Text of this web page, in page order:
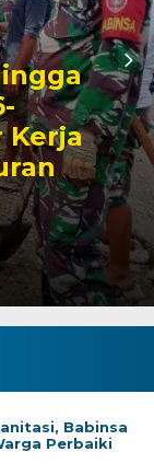
Surplus
Babinsa
Perbaiki